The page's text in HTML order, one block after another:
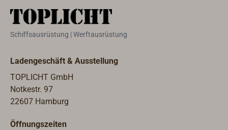
Schiffsausrüstung | Werftausrüstung
Ladengeschäft & Ausstellung
TOPLICHT GmbH
Notkestr. 97
22607 Hamburg
Öffnungszeiten